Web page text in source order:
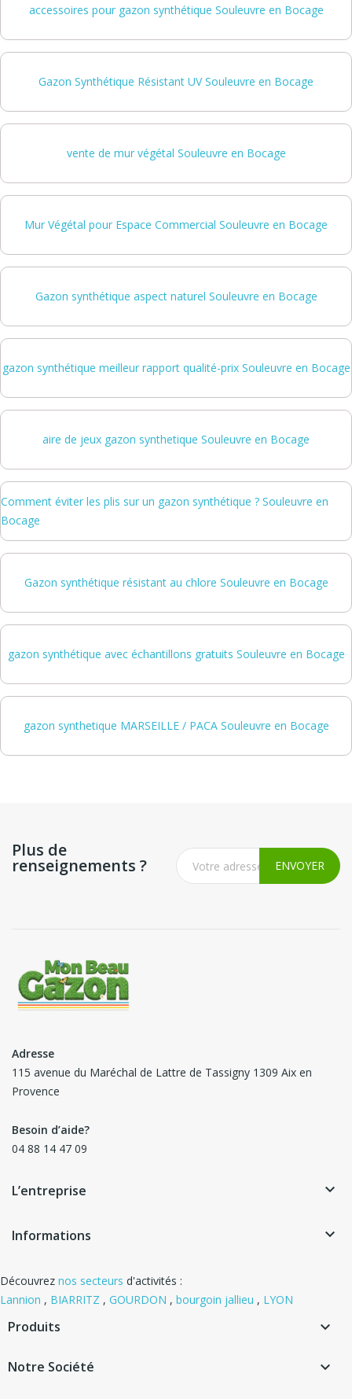
accessoires pour gazon synthétique Souleuvre en Bocage
Gazon Synthétique Résistant UV Souleuvre en Bocage
vente de mur végétal Souleuvre en Bocage
Mur Végétal pour Espace Commercial Souleuvre en Bocage
Gazon synthétique aspect naturel Souleuvre en Bocage
gazon synthétique meilleur rapport qualité-prix Souleuvre en Bocage
aire de jeux gazon synthetique Souleuvre en Bocage
Comment éviter les plis sur un gazon synthétique ? Souleuvre en
Bocage
Gazon synthétique résistant au chlore Souleuvre en Bocage
gazon synthétique avec échantillons gratuits Souleuvre en Bocage
gazon synthetique MARSEILLE / PACA Souleuvre en Bocage
Plus de
renseignements ?
Adresse
115 avenue du Maréchal de Lattre de Tassigny 1309 Aix en
Provence
Besoin d’aide?
04 88 14 47 09
L’entreprise keyboard_arrow_down
Informations keyboard_arrow_down
Découvrez nos secteurs d'activités :
Lannion , BIARRITZ , GOURDON , bourgoin jallieu , LYON
Produits 
Notre Société 